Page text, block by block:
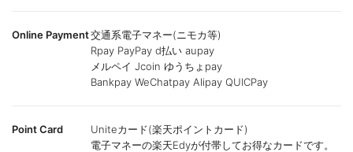
Online Payment交通系電子マネー(ニモカ等)
Rpay PayPay d払い aupay
メルペイ Jcoin ゆうちょpay
Bankpay WeChatpay Alipay QUICPay
Point Card
Uniteカード(楽天ポイントカード)
電子マネーの楽天Edyが付帯してお得なカードです。